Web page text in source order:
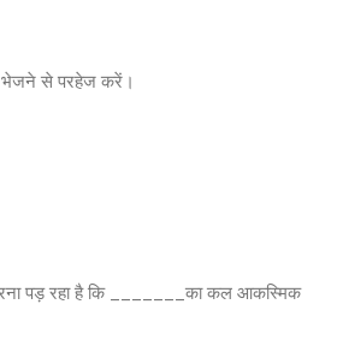
भेजने से परहेज करें।
पड़ रहा है कि _______का कल आकस्मिक